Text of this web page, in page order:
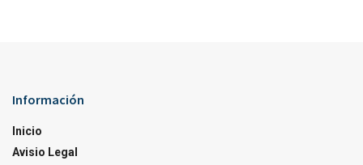
Información
Inicio
Avisio Legal